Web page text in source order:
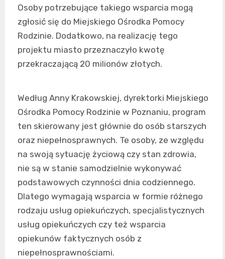
Osoby potrzebujące takiego wsparcia mogą
zgłosić się do Miejskiego Ośrodka Pomocy
Rodzinie. Dodatkowo, na realizację tego
projektu miasto przeznaczyło kwotę
przekraczającą 20 milionów złotych.
Według Anny Krakowskiej, dyrektorki Miejskiego
Ośrodka Pomocy Rodzinie w Poznaniu, program
ten skierowany jest głównie do osób starszych
oraz niepełnosprawnych. Te osoby, ze względu
na swoją sytuację życiową czy stan zdrowia,
nie są w stanie samodzielnie wykonywać
podstawowych czynności dnia codziennego.
Dlatego wymagają wsparcia w formie różnego
rodzaju usług opiekuńczych, specjalistycznych
usług opiekuńczych czy też wsparcia
opiekunów faktycznych osób z
niepełnosprawnościami.